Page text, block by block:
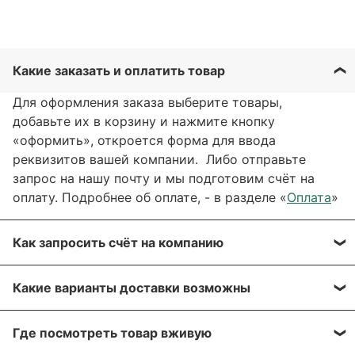
Какие заказать и оплатить товар
Для оформления заказа выберите товары,
добавьте их в корзину и нажмите кнопку
«оформить», откроется форма для ввода
реквизитов вашей компании. Либо отправьте
запрос на нашу почту и мы подготовим счёт на
оплату. Подробнее об оплате, - в разделе «Оплата»
Как запросить счёт на компанию
оформлении заказа, отправить запрос на нашу
почту или через заявку через форму обратной
связи. Мы свяжемся с вами в течение нескольких
Какие варианты доставки возможны
описанные в разделе « Доставка»
Где посмотреть товар вживую